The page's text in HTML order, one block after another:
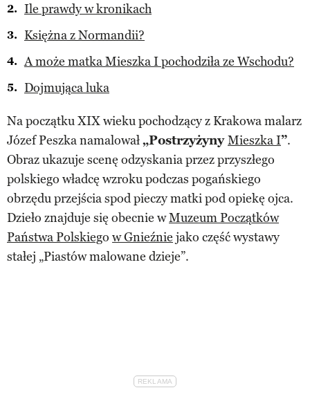
Ile prawdy w kronikach
Księżna z Normandii?
A może matka Mieszka I pochodziła ze Wschodu?
Dojmująca luka
Na początku XIX wieku pochodzący z Krakowa malarz
Józef Peszka namalował„PostrzyżynyMieszka I”.
Obraz ukazuje scenę odzyskania przez przyszłego
polskiego władcę wzroku podczas pogańskiego
obrzędu przejścia spod pieczy matki pod opiekę ojca.
Dzieło znajduje się obecnie wMuzeum Początków
Państwa Polskiego w Gnieźnie jako część wystawy
stałej „Piastów malowane dzieje”.